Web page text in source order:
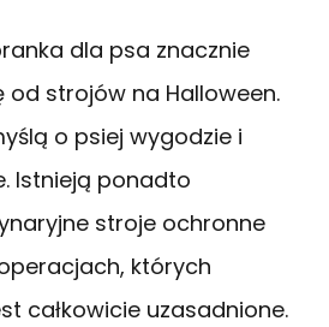
dla psa znacznie
od strojów na Halloween.
o psiej wygodzie i
Istnieją ponadto
stroje ochronne
których
całkowicie uzasadnione.